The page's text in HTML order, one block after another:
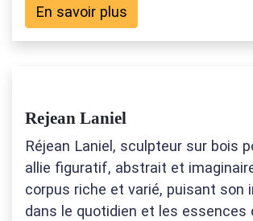
En savoir plus
Rejean Laniel
Réjean Laniel, sculpteur sur bois
allie figuratif, abstrait et
corpus riche et varié, puisant son
dans le quotidien et les essences